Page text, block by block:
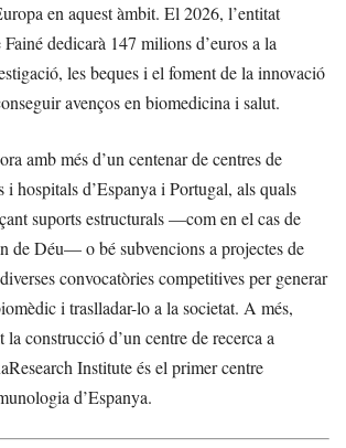
en aquest àmbit. El 2026, l’entitat
dedicarà 147 milions d’euros a la
les beques i el foment de la innovació
avenços en biomedicina i salut.
amb més d’un centenar de centres de
i hospitals d’Espanya i Portugal, als quals
suports estructurals —com en el cas de
de Déu— o bé subvencions a projectes de
convocatòries competitives per generar
i traslladar-lo a la societat. A més,
la construcció d’un centre de recerca a
Institute és el primer centre
d’Espanya.